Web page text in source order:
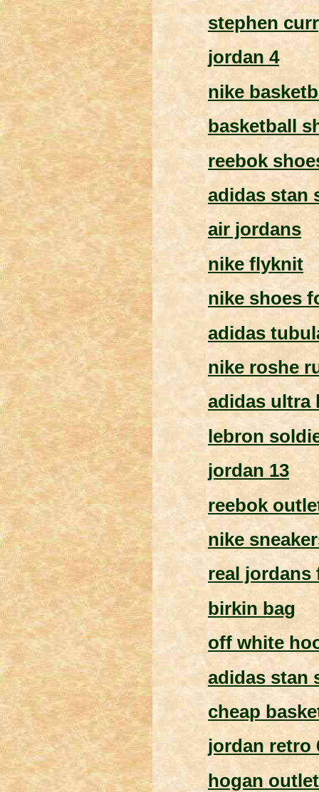
stephen
jordan 4
nike
basketball
reebok
adidas stan
air jordans
nike flyknit
nike shoes
adidas
nike roshe
adidas ultra
lebron
jordan 13
reebok
nike
real jordans
birkin bag
off white
adidas stan
cheap
jordan retro
hogan outlet